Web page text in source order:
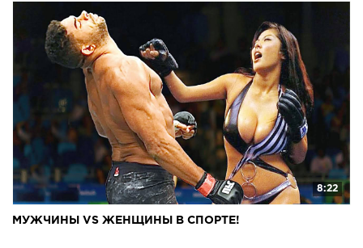
8:22
МУЖЧИНЫ VS ЖЕНЩИНЫ В СПОРТЕ!